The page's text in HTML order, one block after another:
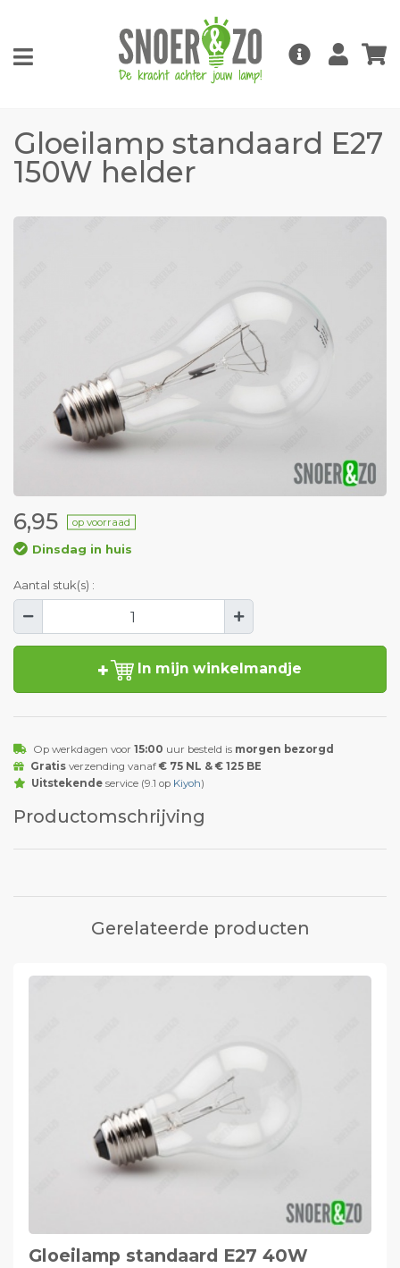
Gloeilamp standaard E27
150W helder
6,95 op voorraad
Dinsdag in huis
Aantal stuk(s) :
In mijn winkelmandje
Op werkdagen voor 15:00 uur besteld is morgen bezorgd
Gratisverzending vanaf € 75 NL & € 125 BE
Uitstekendeservice (9.1 op Kiyoh)
Productomschrijving
Gerelateerde producten
Gloeilamp standaard E27 40W